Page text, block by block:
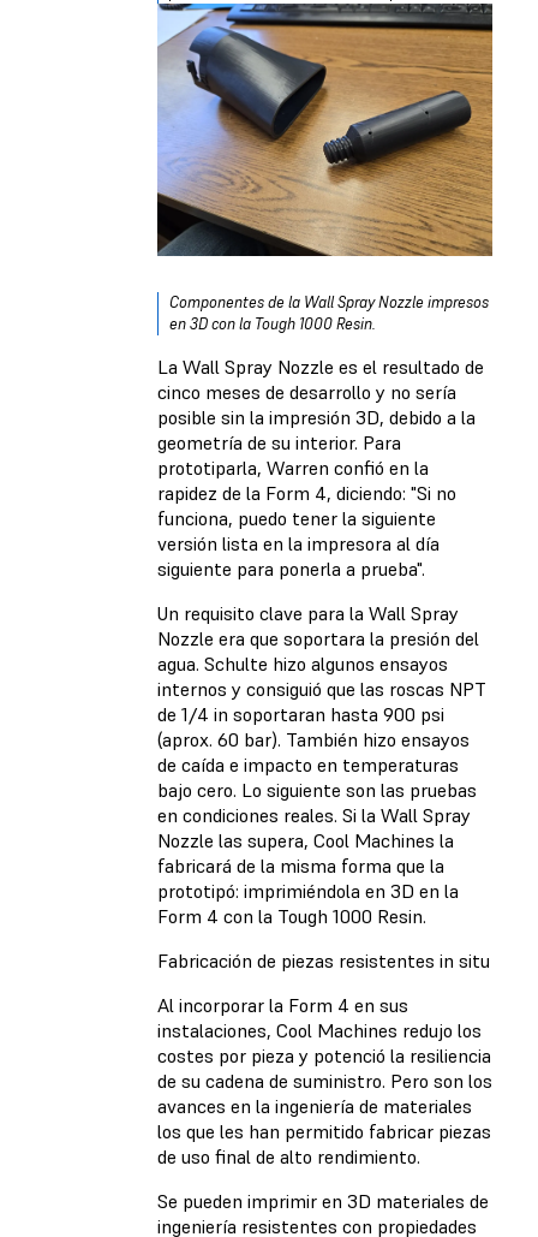
Componentes de la Wall Spray Nozzle impresos
en 3D con la Tough 1000 Resin.
La Wall Spray Nozzle es el resultado de
cinco meses de desarrollo y no sería
posible sin la impresión 3D, debido a la
geometría de su interior. Para
prototiparla, Warren confió en la
rapidez de la Form 4, diciendo: "Si no
funciona, puedo tener la siguiente
versión lista en la impresora al día
siguiente para ponerla a prueba".
Un requisito clave para la Wall Spray
Nozzle era que soportara la presión del
agua. Schulte hizo algunos ensayos
internos y consiguió que las roscas NPT
de 1/4 in soportaran hasta 900 psi
(aprox. 60 bar). También hizo ensayos
de caída e impacto en temperaturas
bajo cero. Lo siguiente son las pruebas
en condiciones reales. Si la Wall Spray
Nozzle las supera, Cool Machines la
fabricará de la misma forma que la
prototipó: imprimiéndola en 3D en la
Form 4 con la Tough 1000 Resin.
Fabricación de piezas resistentes in situ
Al incorporar la Form 4 en sus
instalaciones, Cool Machines redujo los
costes por pieza y potenció la resiliencia
de su cadena de suministro. Pero son los
avances en la ingeniería de materiales
los que les han permitido fabricar piezas
de uso final de alto rendimiento.
Se pueden imprimir en 3D materiales de
ingeniería resistentes con propiedades